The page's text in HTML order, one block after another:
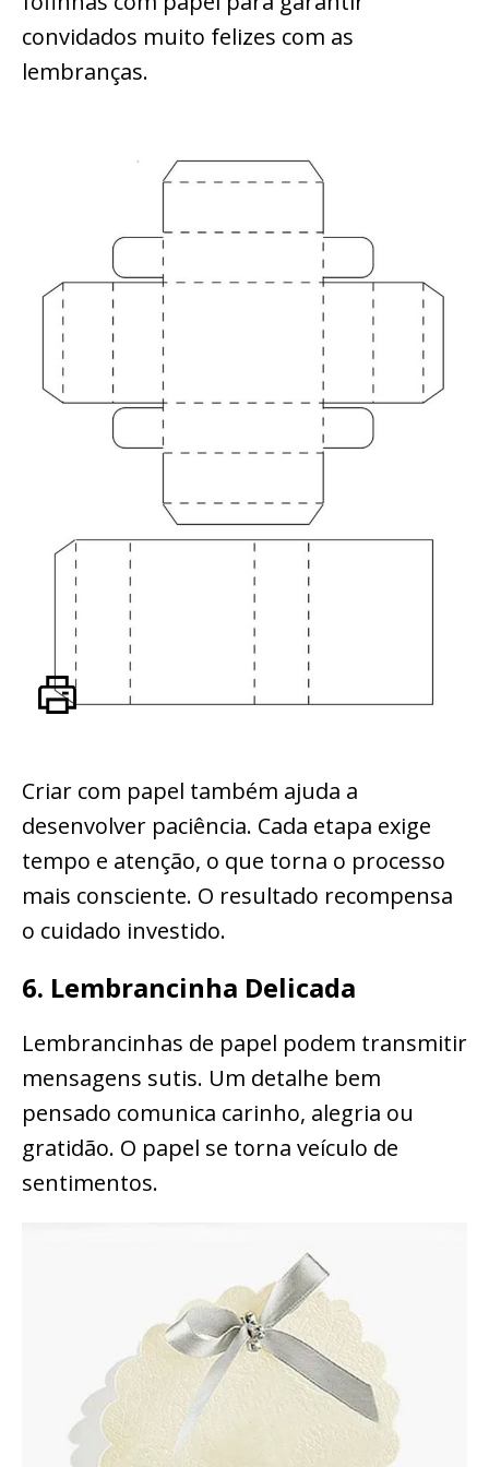
convidados muito felizes com as
lembranças.
Criar com papel também ajuda a
desenvolver paciência. Cada etapa exige
tempo e atenção, o que torna o processo
mais consciente. O resultado recompensa
o cuidado investido.
6. Lembrancinha Delicada
Lembrancinhas de papel podem transmitir
mensagens sutis. Um detalhe bem
pensado comunica carinho, alegria ou
gratidão. O papel se torna veículo de
sentimentos.